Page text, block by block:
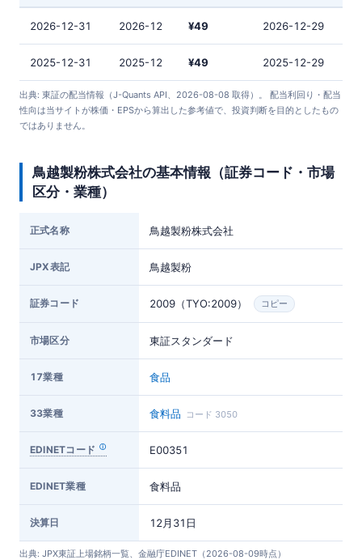
2026-12-31 2026-12 ¥49 2026-12-29
2025-12-31 2025-12 ¥49 2025-12-29
出典: 東証の配当情報（J-Quants API、2026-08-08 取得）。 配当利回り・配当
性向は当サイトが株価・EPSから算出した参考値で、投資判断を目的としたもの
ではありません。
鳥越製粉株式会社の基本情報（証券コード・市場
区分・業種）
正式名称 鳥越製粉株式会社
JPX表記 鳥越製粉
証券コード 2009（TYO:2009） コピー
市場区分 東証スタンダード
17業種 食品
33業種 食料品 コード 3050
EDINETコード E00351
EDINET業種 食料品
決算日 12月31日
出典: JPX東証上場銘柄一覧、金融庁EDINET（2026-08-09時点）